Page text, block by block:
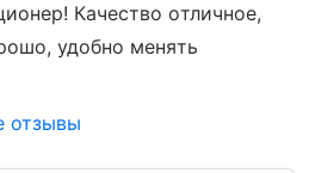
Качество отличное,
удобно менять
отзывы